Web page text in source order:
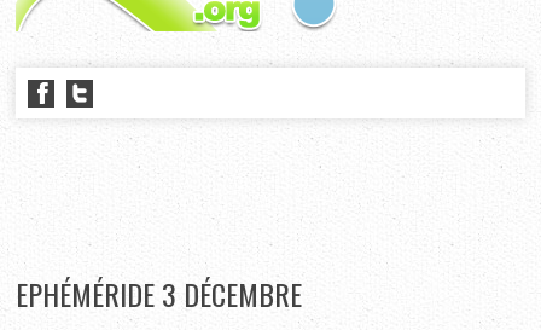
EPHÉMÉRIDE 3 DÉCEMBRE